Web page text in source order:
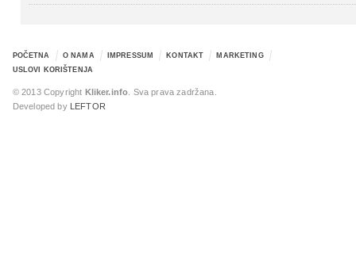
POČETNA O NAMA IMPRESSUM KONTAKT
MARKETING
USLOVI KORIŠTENJA
© 2013 Copyright Kliker.info . Sva prava zadržana.
Developed by
LEFTOR